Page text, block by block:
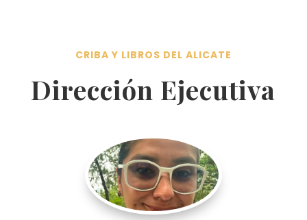
CRIBA Y LIBROS DEL ALICATE
Dirección Ejecutiva